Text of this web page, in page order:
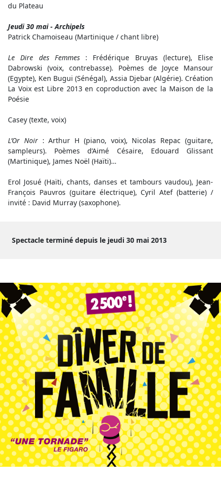
du Plateau
Jeudi 30 mai - Archipels
Patrick Chamoiseau (Martinique / chant libre)
Le Dire des Femmes: Frédérique Bruyas (lecture), Elise
Dabrowski (voix, contrebasse). Poèmes de Joyce Mansour
(Egypte), Ken Bugui (Sénégal), Assia Djebar (Algérie). Création
La Voix est Libre 2013 en coproduction avec la Maison de la
Poésie
Casey (texte, voix)
L’Or Noir: Arthur H (piano, voix), Nicolas Repac (guitare,
sampleurs). Poèmes d’Aimé Césaire, Edouard Glissant
(Martinique), James Noël (Haïti)…
Erol Josué (Haïti, chants, danses et tambours vaudou), Jean-
François Pauvros (guitare électrique), Cyril Atef (batterie) /
invité : David Murray (saxophone).
Spectacle terminé depuis le jeudi 30 mai 2013